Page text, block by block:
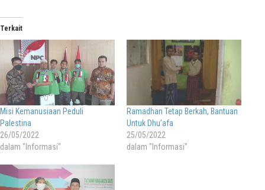
Terkait
Misi Kemanusiaan Peduli
Palestina
26/05/2022
dalam "Informasi"
Ramadhan Tetap Berkah, Bantuan
Untuk Dhu’afa
25/05/2022
dalam "Informasi"